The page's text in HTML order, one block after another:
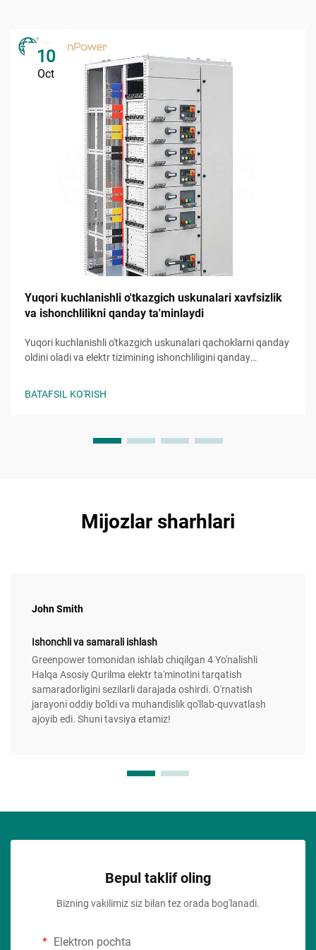
10
Oct
Yuqori kuchlanishli o'tkazgich uskunalari xavfsizlik
va ishonchlilikni qanday ta'minlaydi
Yuqori kuchlanishli o'tkazgich uskunalari qachoklarni qanday
oldini oladi va elektr tizimining ishonchliligini qanday
BATAFSIL KO'RISH
Mijozlar sharhlari
John Smith
Ishonchli va samarali ishlash
Greenpower tomonidan ishlab chiqilgan 4 Yo'nalishli
Halqa Asosiy Qurilma elektr ta'minotini tarqatish
samaradorligini sezilarli darajada oshirdi. O'rnatish
jarayoni oddiy bo'ldi va muhandislik qo'llab-quvvatlash
ajoyib edi. Shuni tavsiya etamiz!
Bepul taklif oling
Bizning vakilimiz siz bilan tez orada bog'lanadi.
Elektron pochta